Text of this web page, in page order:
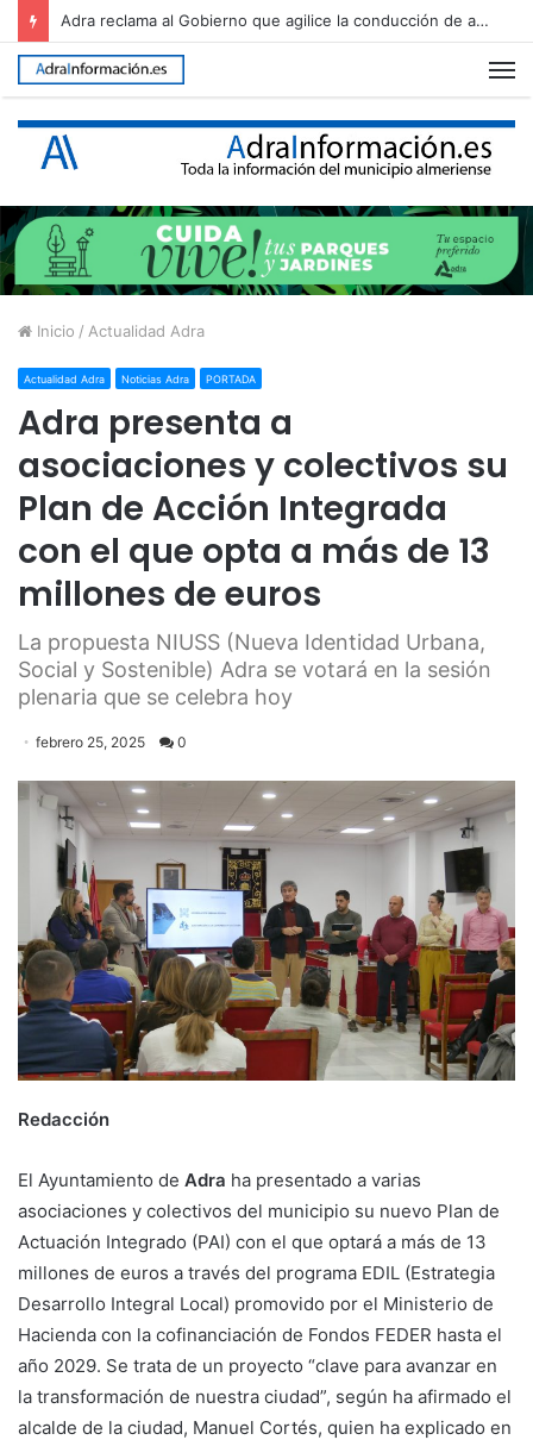
Adra ultima el dispositivo para recibir una nueva edición de The Juergas Rock Festival
Inicio / Actualidad Adra
Actualidad Adra Noticias Adra PORTADA
Adra presenta a
asociaciones y colectivos su
Plan de Acción Integrada
con el que opta a más de 13
millones de euros
La propuesta NIUSS (Nueva Identidad Urbana,
Social y Sostenible) Adra se votará en la sesión
plenaria que se celebra hoy
febrero 25, 2025 0
Redacción
El Ayuntamiento de Adra ha presentado a varias
asociaciones y colectivos del municipio su nuevo Plan de
Actuación Integrado (PAI) con el que optará a más de 13
millones de euros a través del programa EDIL (Estrategia
Desarrollo Integral Local) promovido por el Ministerio de
Hacienda con la cofinanciación de Fondos FEDER hasta el
año 2029. Se trata de un proyecto “clave para avanzar en
la transformación de nuestra ciudad”, según ha afirmado el
alcalde de la ciudad, Manuel Cortés, quien ha explicado en